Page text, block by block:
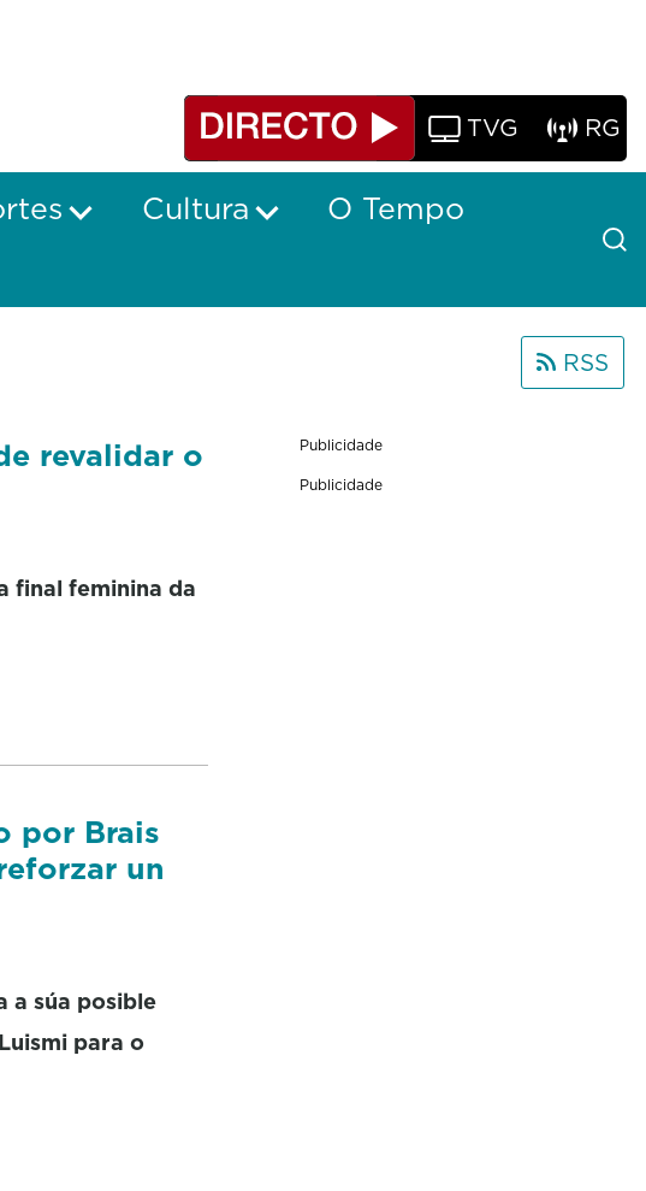
TVG RG
Cultura
O Tempo
RSS
revalidar o
final feminina da
por Brais
un
a súa posible
para o
Publicidade
Publicidade